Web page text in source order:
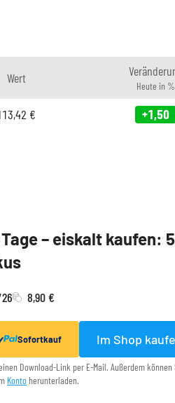
Wert
Heute in %
€ +1,50
– eiskalt kaufen:
8,90 €
Sofortkauf Im Shop
Download-Link per E-Mail. Außerdem
Konto herunterladen.